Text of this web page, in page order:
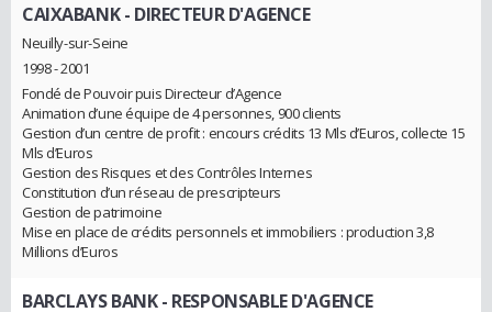
CAIXABANK- DIRECTEUR D'AGENCE
Neuilly-sur-Seine
1998 - 2001
Fondé de Pouvoir puis Directeur d’Agence
Animation d’une équipe de 4 personnes, 900 clients
Gestion d’un centre de profit : encours crédits 13 Mls d’Euros, collecte 15
Mls d’Euros
Gestion des Risques et des Contrôles Internes
Constitution d’un réseau de prescripteurs
Gestion de patrimoine
Mise en place de crédits personnels et immobiliers : production 3,8
Millions d’Euros
BARCLAYS BANK- RESPONSABLE D'AGENCE